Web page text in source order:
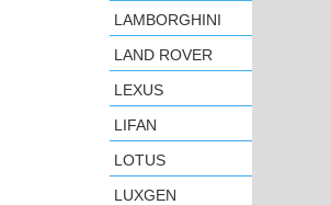
LAMBORGHINI
LAND ROVER
LEXUS
LIFAN
LOTUS
LUXGEN